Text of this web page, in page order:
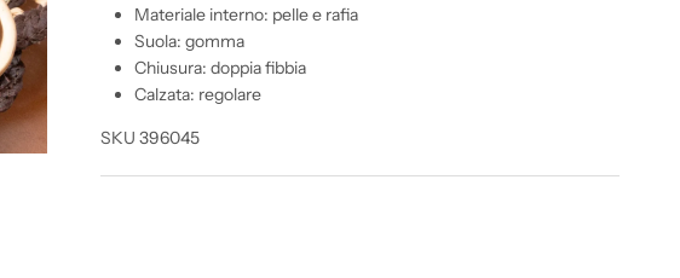
Materiale interno: pelle e rafia
Suola: gomma
Chiusura: doppia fibbia
Calzata: regolare
SKU 396045